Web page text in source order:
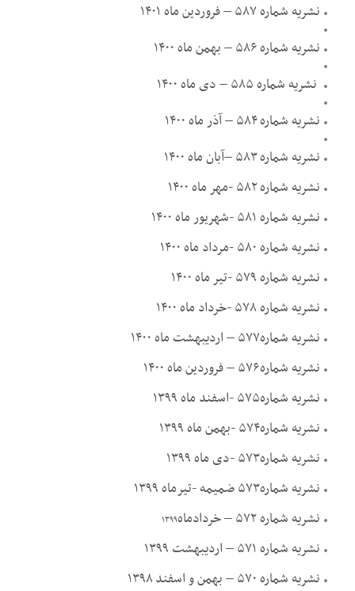
نشریه شماره ۵۸۷ – فروردین ماه ۱۴۰۱
نشریه شماره ۵۸۶ – بهمن ماه ۱۴۰۰
نشریه شماره ۵۸۵ – دی ماه ۱۴۰۰
نشریه شماره ۵۸۴ – آذر ماه ۱۴۰۰
نشریه شماره ۵۸۳ –
آبان ماه ۱۴۰۰
نشریه شماره ۵۸۲ -مهر ماه ۱۴۰۰
نشریه شماره ۵۸۱ -شهریور ماه ۱۴۰۰
نشریه شماره ۵۸۰ -مرداد ماه ۱۴۰۰
نشریه شماره ۵۷۹ -تیر ماه ۱۴۰۰
نشریه شماره ۵۷۸ -خرداد ماه ۱۴۰۰
نشریه شماره۵۷۷ – اردیبهشت ماه ۱۴۰۰
نشریه شماره۵۷۶ – فروردین ماه ۱۴۰۰
نشریه شماره۵۷۵ -اسفند ماه ۱۳۹۹
نشریه شماره۵۷۴ -بهمن ماه ۱۳۹۹
نشریه شماره۵۷۳ -دی ماه ۱۳۹۹
نشریه شماره۵۷۳ ضمیمه -تیرماه ۱۳۹۹
نشریه شماره ۵۷۲ – خردادماه
۱۳۹۹
نشریه شماره ۵۷۱ – اردیبهشت ۱۳۹۹
نشریه شماره ۵۷۰ – بهمن و اسفند ۱۳۹۸